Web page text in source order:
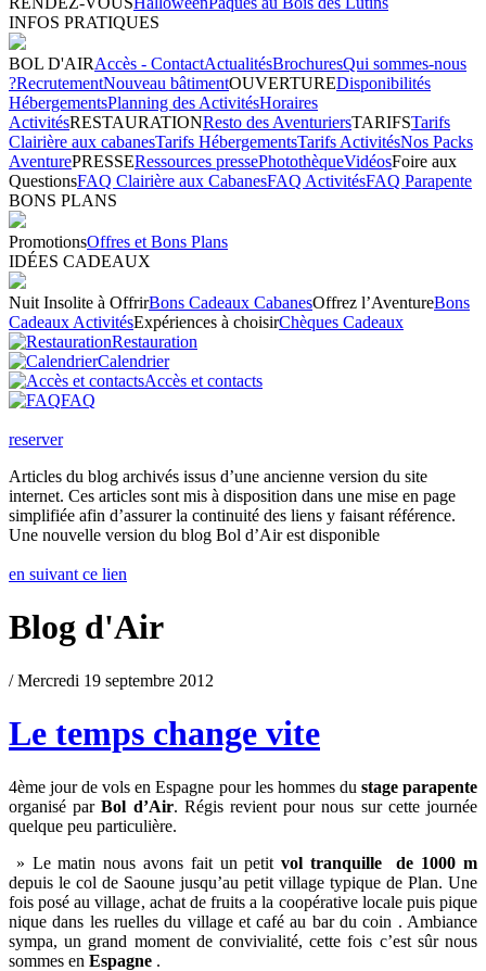
INFOS PRATIQUES
BOL D'AIRAccès - ContactActualitésBrochuresQui sommes-nous
?RecrutementNouveau bâtimentOUVERTUREDisponibilités
HébergementsPlanning des ActivitésHoraires
ActivitésRESTAURATIONResto des AventuriersTARIFSTarifs
Clairière aux cabanesTarifs HébergementsTarifs ActivitésNos Packs
AventurePRESSERessources pressePhotothèqueVidéosFoire aux
QuestionsFAQ Clairière aux CabanesFAQ ActivitésFAQ Parapente
BONS PLANS
PromotionsOffres et Bons Plans
IDÉES CADEAUX
Nuit Insolite à OffrirBons Cadeaux CabanesOffrez l’AventureBons
Cadeaux ActivitésExpériences à choisirChèques Cadeaux
Restauration
Calendrier
Accès et contacts
FAQ
reserver
Articles du blog archivés issus d’une ancienne version du site
internet. Ces articles sont mis à disposition dans une mise en page
simplifiée afin d’assurer la continuité des liens y faisant référence.
Une nouvelle version du blog Bol d’Air est disponible
en suivant ce lien
Blog d'Air
/ Mercredi 19 septembre 2012
Le temps change vite
4ème jour de vols en Espagne pour les hommes du stage parapente
organisé parBol d’Air. Régis revient pour nous sur cette journée
quelque peu particulière.
» Le matin nous avons fait un petitvol tranquille de 1000 m
depuis le col de Saoune jusqu’au petit village typique de Plan. Une
fois posé au village, achat de fruits a la coopérative locale puis pique
nique dans les ruelles du village et café au bar du coin . Ambiance
sympa, un grand moment de convivialité, cette fois c’est sûr nous
sommes en Espagne .